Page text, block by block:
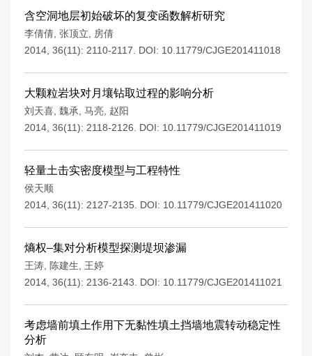
含空洞地层初始破坏的复变函数解析研究
李倩倩 张顶立
房倩
2014, 36(11): 2110-2117.
DOI: 10.11779/CJGE201411018
大颗粒岩块对月壤钻取过程的影响分析
刘天喜 魏承 马亮 赵阳
2014, 36(11): 2118-2126.
DOI: 10.11779/CJGE201411019
轻量土击实密度模型与工程特性
侯天顺
2014, 36(11): 2127-2135.
DOI: 10.11779/CJGE201411020
熵权–集对分析模型探测堤坝渗漏
王涛 陈建生
王婷
2014, 36(11): 2136-2143.
DOI: 10.11779/CJGE201411021
考虑墙前填土作用下无黏性填土挡墙地震转动稳定性
分析